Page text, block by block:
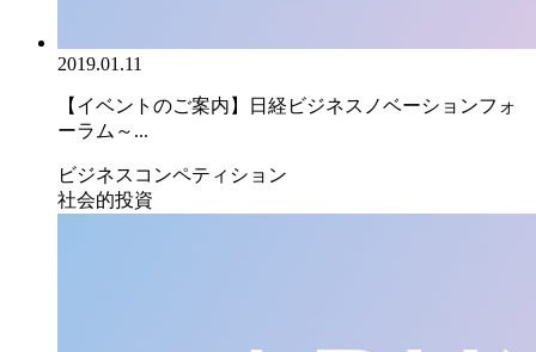
2019.01.11
【イベントのご案内】日経ビジネスノベーションフォ
ーラム～...
ビジネスコンペティション
社会的投資